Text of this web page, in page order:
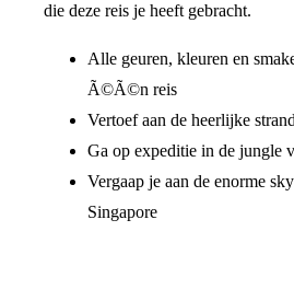
die deze reis je heeft gebracht.
Alle geuren, kleuren en
Ã©Ã©n reis
Vertoef aan de heerlijke
Ga op expeditie in de jungle
Vergaap je aan de enorme
Singapore